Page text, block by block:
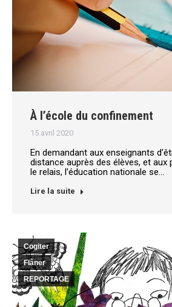
À l’école du confinement
15 avril 2020
En demandant aux enseignants
distance auprès des élèves, et aux
le relais, l’éducation nationale se…
Lire la suite
Cogiter
Flâner
REPORTAGE